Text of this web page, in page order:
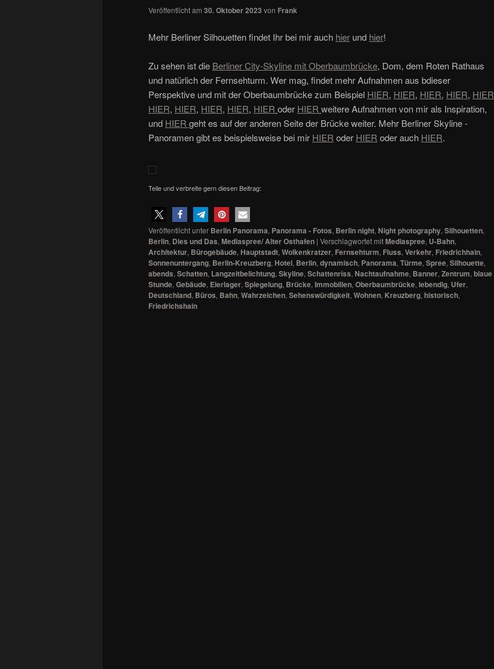
Veröffentlicht am 30. Oktober 2023 von Frank
Mehr Berliner Silhouetten findet Ihr bei mir auch hier und hier!
Zu sehen ist die Berliner City-Skyline mit Oberbaumbrücke, Dom, dem Roten Rathaus
und natürlich der Fernsehturm. Wer mag, findet mehr Aufnahmen aus bdieser
Perspektive und mit der Oberbaumbrücke zum Beispiel HIER, HIER, HIER, HIER, HIER
HIER, HIER, HIER, HIER, HIER oder HIER weitere Aufnahmen von mir als Inspiration,
und HIER geht es auf der anderen Seite der Brücke weiter. Mehr Berliner Skyline -
Panoramen gibt es beispielsweise bei mir HIER oder HIER oder auch HIER.
Teile und verbreite gern diesen Beitrag:
Veröffentlicht unter Berlin Panorama, Panorama - Fotos, Berlin night, Night photography, Silhouetten,
Berlin, Dies und Das, Mediaspree/ Alter Osthafen | Verschlagwortet mitMediaspree, U-Bahn,
Architektur, Bürogebäude, Hauptstadt, Wolkenkratzer, Fernsehturm, Fluss, Verkehr, Friedrichhain,
Sonnenuntergang, Berlin-Kreuzberg, Hotel, Berlin, dynamisch, Panorama, Türme, Spree, Silhouette,
abends, Schatten, Langzeitbelichtung, Skyline, Schattenriss, Nachtaufnahme, Banner, Zentrum, blaue
Stunde, Gebäude, Eierlager, Spiegelung, Brücke, Immobilien, Oberbaumbrücke, lebendig, Ufer,
Deutschland, Büros, Bahn, Wahrzeichen, Sehenswürdigkeit, Wohnen, Kreuzberg, historisch,
Friedrichshain